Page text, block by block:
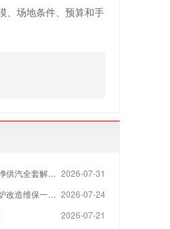
、场地条件、预算和手
2026-07-31
全套解决方案
2026-07-24
保一站式方案
2026-07-21